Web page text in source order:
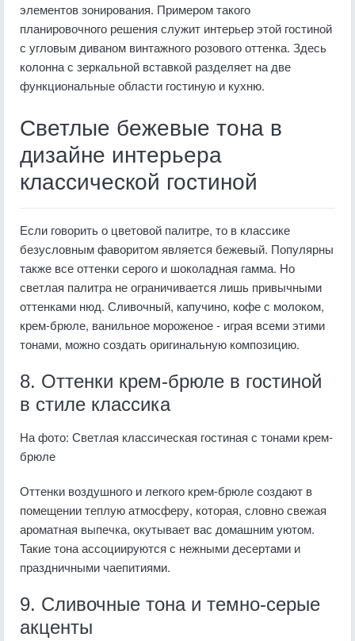
элементов зонирования. Примером такого
планировочного решения служит интерьер этой гостиной
с угловым диваном винтажного розового оттенка. Здесь
колонна с зеркальной вставкой разделяет на две
функциональные области гостиную и кухню.
Светлые бежевые тона в
дизайне интерьера
классической гостиной
Если говорить о цветовой палитре, то в классике
безусловным фаворитом является бежевый. Популярны
также все оттенки серого и шоколадная гамма. Но
светлая палитра не ограничивается лишь привычными
оттенками нюд. Сливочный, капучино, кофе с молоком,
крем-брюле, ванильное мороженое - играя всеми этими
тонами, можно создать оригинальную композицию.
8. Оттенки крем-брюле в гостиной
в стиле классика
На фото: Светлая классическая гостиная с тонами крем-
брюле
Оттенки воздушного и легкого крем-брюле создают в
помещении теплую атмосферу, которая, словно свежая
ароматная выпечка, окутывает вас домашним уютом.
Такие тона ассоциируются с нежными десертами и
праздничными чаепитиями.
9. Сливочные тона и темно-серые
акценты